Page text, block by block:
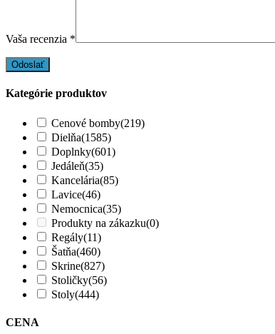
Vaša recenzia *
Kategórie produktov
Cenové bomby(219)
Dielňa(1585)
Doplnky(601)
Jedáleň(35)
Kancelária(85)
Lavice(46)
Nemocnica(35)
Produkty na zákazku(0)
Regály(11)
Šatňa(460)
Skrine(827)
Stoličky(56)
Stoly(444)
CENA